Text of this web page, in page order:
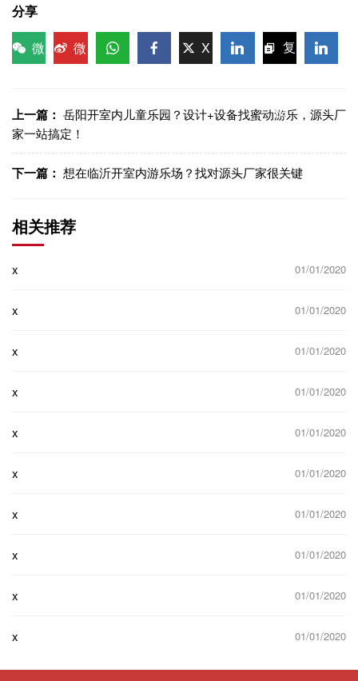
分享
微
微
X
复
接
上一篇： 岳阳开室内儿童乐园？设计+设备找蜜动游乐，源头厂
家一站搞定！
下一篇： 想在临沂开室内游乐场？找对源头厂家很关键
相关推荐
x 01/01/2020
x 01/01/2020
x 01/01/2020
x 01/01/2020
x 01/01/2020
x 01/01/2020
x 01/01/2020
x 01/01/2020
x 01/01/2020
x 01/01/2020